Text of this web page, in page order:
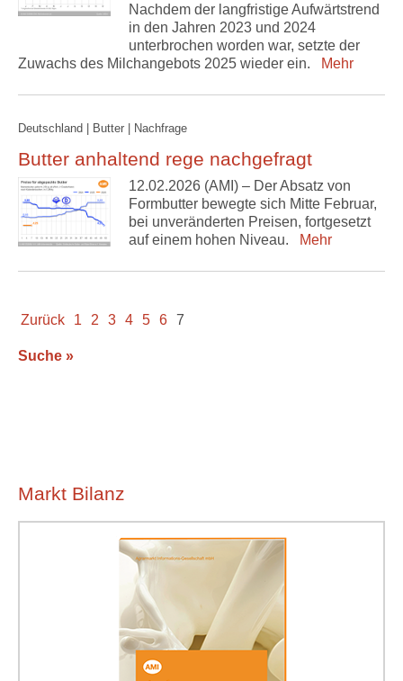
Nachdem der langfristige Aufwärtstrend
in den Jahren 2023 und 2024
unterbrochen worden war, setzte der
Zuwachs des Milchangebots 2025 wieder ein.
Mehr
Deutschland | Butter | Nachfrage
Butter anhaltend rege nachgefragt
12.02.2026 (AMI) – Der Absatz von
Formbutter bewegte sich Mitte Februar,
bei unveränderten Preisen, fortgesetzt
auf einem hohen Niveau.
Mehr
Zurück 1 2 3 4 5 6 7
Suche »
Markt Bilanz